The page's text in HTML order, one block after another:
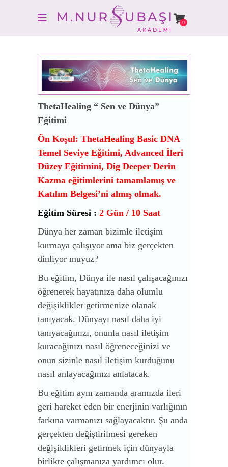
0
ThetaHealing “ Sen ve Dünya”
Eğitimi
Ön Koşul: ThetaHealing Basic DNA
Temel Seviye Eğitimi, Advanced İleri
Düzey Eğitimini, Dig Deeper Derin
Kazma eğitimlerini tamamlamış ve
Katılım Belgesi’ni almış olmak.
Eğitim Süresi : 2 Gün / 10 Saat
Dünya her zaman bizimle iletişim
kurmaya çalışıyor ama biz gerçekten
dinliyor muyuz?
Bu eğitim, Dünya ile nasıl çalışacağınızı
öğrenerek hayatınıza daha olumlu
değişiklikler getirmenize olanak
tanıyacak. Dünyayı nasıl daha iyi
tanıyacağınızı, onunla nasıl iletişim
kuracağınızı nasıl öğreneceğinizi ve
onun sizinle nasıl iletişim kurduğunu
nasıl anlayacağınızı anlatacak.
Bu eğitim aynı zamanda aramızda ileri
geri hareket eden bir enerjinin varlığının
farkına varmanızı sağlayacaktır. Şu anda
gerçekten değiştirilmesi gereken
değişiklikleri getirmek için dünyayla
birlikte çalışmanıza yardımcı olur.